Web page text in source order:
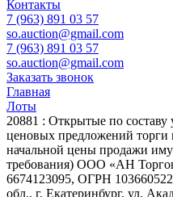
Контакты
7 (963) 891 03 57
so.auction@gmail.com
7 (963) 891 03 57
so.auction@gmail.com
Заказать звонок
Главная
Лоты
20881 : Открытые по составу
ценовых предложений
начальной цены продажи
требования) ООО «АН
6674123095, ОГРН
обл., г. Екатеринбург, ул.